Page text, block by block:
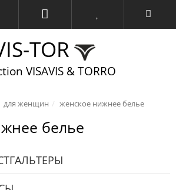
TOR
VISAVIS & TORRO
для женщин женское нижнее белье
белье